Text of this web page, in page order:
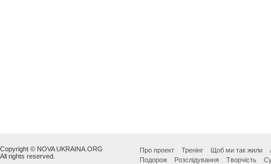
Copyright © NOVA UKRAINA.ORG
All rights reserved.
Про проект Тренінг Щоб ми так жили
Подорож
Розслідування Творчість